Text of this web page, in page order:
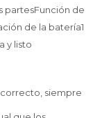
partesFunción de
de la batería1
y listo
siempre